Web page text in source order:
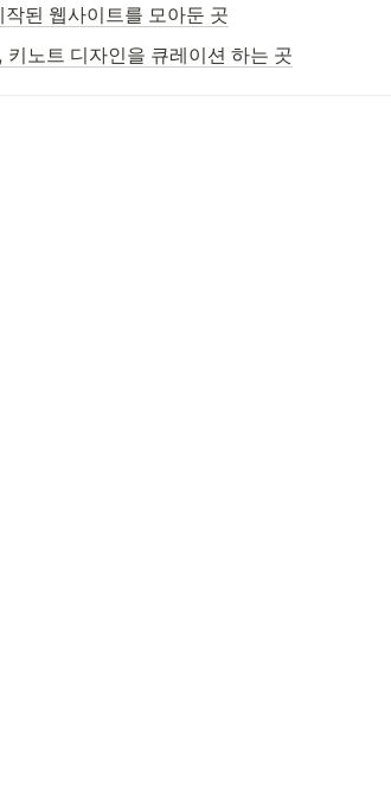
된 웹사이트를 모아둔 곳
노트 디자인을 큐레이션 하는 곳